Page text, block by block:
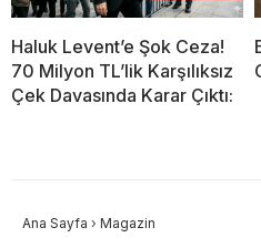
Haluk Levent’e Şok Ceza!
70 Milyon TL’lik Karşılıksız
Çek Davasında Karar Çıktı:
Ana Sayfa › Magazin